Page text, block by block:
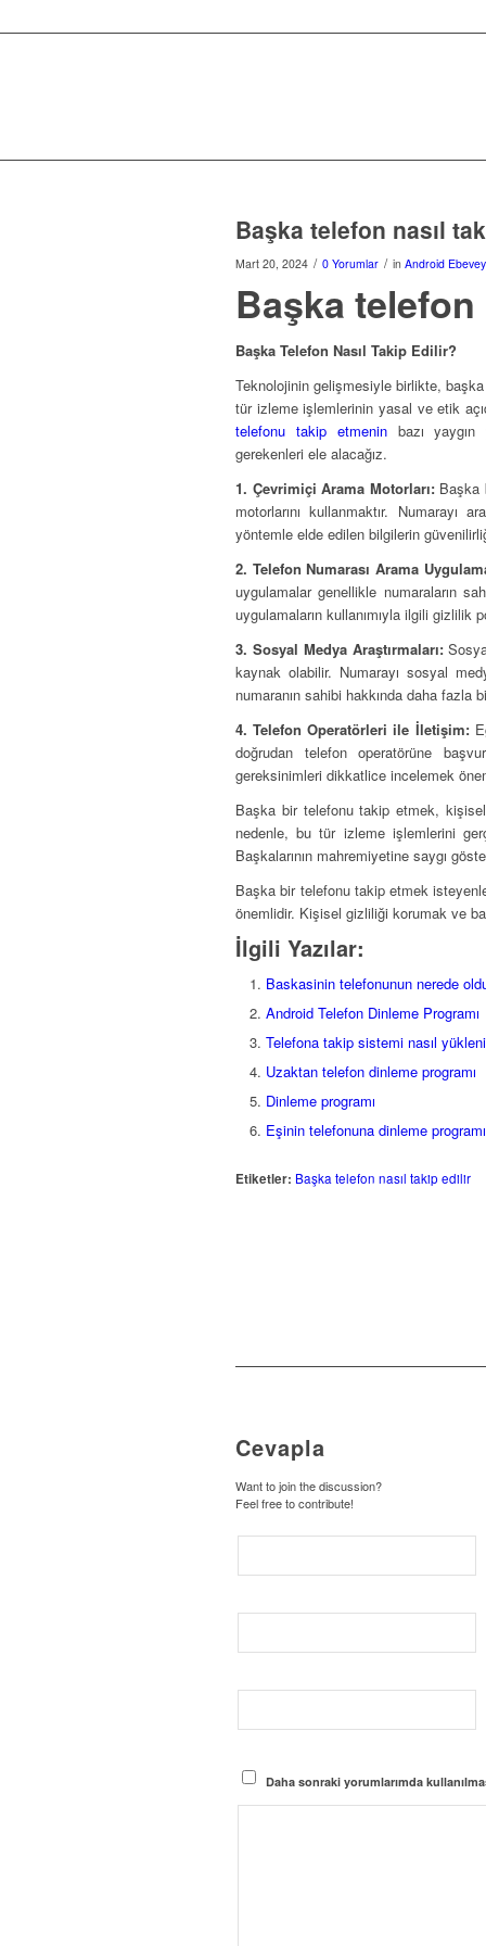
Başka telefon nasıl
Mart 20, 2024 / 0 Yorumlar / in Android
Başka
Başka Telefon Nasıl Takip Edilir?
Teknolojinin gelişmesiyle birlikte,
tür izleme işlemlerinin yasal ve etik
telefonu takip etmeninbazı yaygın
gerekenleri ele alacağız.
1. Çevrimiçi Arama Motorları:Başka
motorlarını kullanmaktır.
yöntemle elde edilen bilgilerin
2. Telefon Numarası Arama
uygulamalar genellikle numaraların
uygulamaların kullanımıyla ilgili gizlilik
3. Sosyal Medya Araştırmaları:
kaynak olabilir. Numarayı sosyal
numaranın sahibi hakkında daha fazla
4. Telefon Operatörleri ile İletişim:
doğrudan telefon operatörüne
gereksinimleri dikkatlice incelemek
Başka bir telefonu takip etmek,
nedenle, bu tür izleme işlemlerini
Başkalarının mahremiyetine saygı
Başka bir telefonu takip etmek
önemlidir. Kişisel gizliliği korumak ve
İlgili Yazılar:
Baskasinin telefonunun nerede
Android Telefon Dinleme Programı
Telefona takip sistemi nasıl
Uzaktan telefon dinleme programı
Dinleme programı
Eşinin telefonuna dinleme
Etiketler: Başka telefon nasıl takip edilir
Cevapla
Want to join the discussion?
Feel free to contribute!
Daha sonraki yorumlarımda